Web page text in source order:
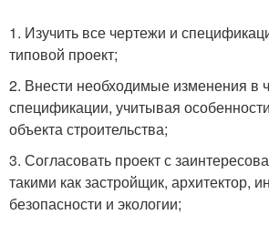
1. Изучить все чертежи и
типовой проект;
2. Внести необходимые изменения в
спецификации, учитывая
объекта строительства;
3. Согласовать проект с
такими как застройщик, архитектор,
безопасности и экологии;